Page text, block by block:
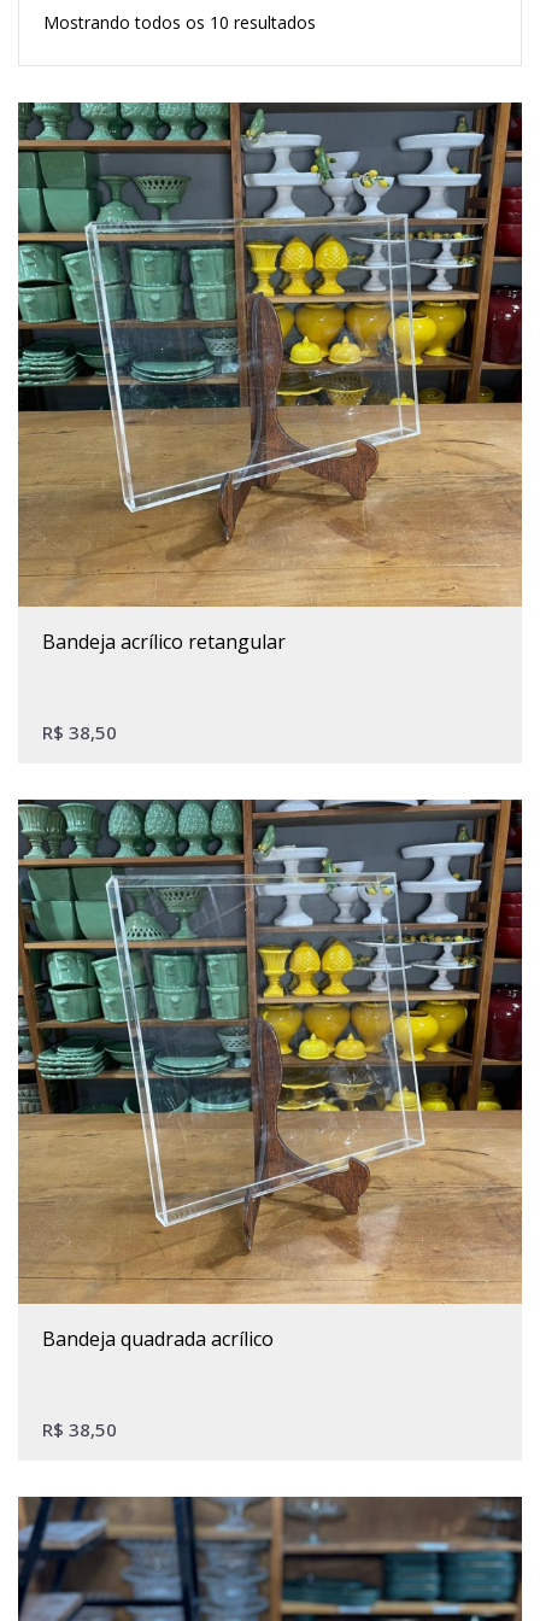
Cadastrar Conta
Mostrando todos os 10 resultados
bandeja acrílico retangular
R$ 38,50
bandeja quadrada acrílico
R$ 38,50